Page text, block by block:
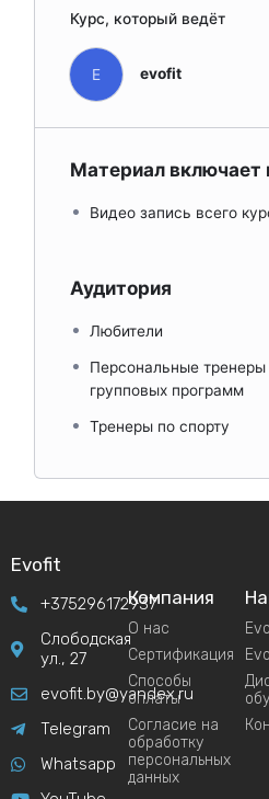
Курс, который ведёт
E evofit
Материал включает
Видео запись всего
Аудитория
Любители
Персональные
групповых программ
Тренеры по спорту
Evofit
+375296172937
Слободская
ул., 27
evofit.by@yandex.ru
Telegram
Whatsapp
Компания
О нас
Сертификация
Способы
оплаты
Согласие на
обработку
персональных
данных